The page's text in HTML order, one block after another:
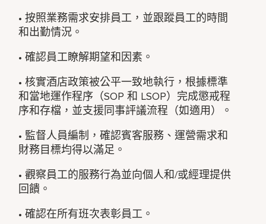
• 按照業務需求安排員工，並跟蹤員工的時間
和出勤情況。
• 確認員工瞭解期望和因素。
• 核實酒店政策被公平一致地執行，根據標準
和當地運作程序（SOP 和 LSOP）完成懲戒程
序和存檔，並支援同事評議流程（如適用）。
• 監督人員編制，確認賓客服務、運營需求和
財務目標均得以滿足。
• 觀察員工的服務行為並向個人和/或經理提供
回饋。
• 確認在所有班次表彰員工。